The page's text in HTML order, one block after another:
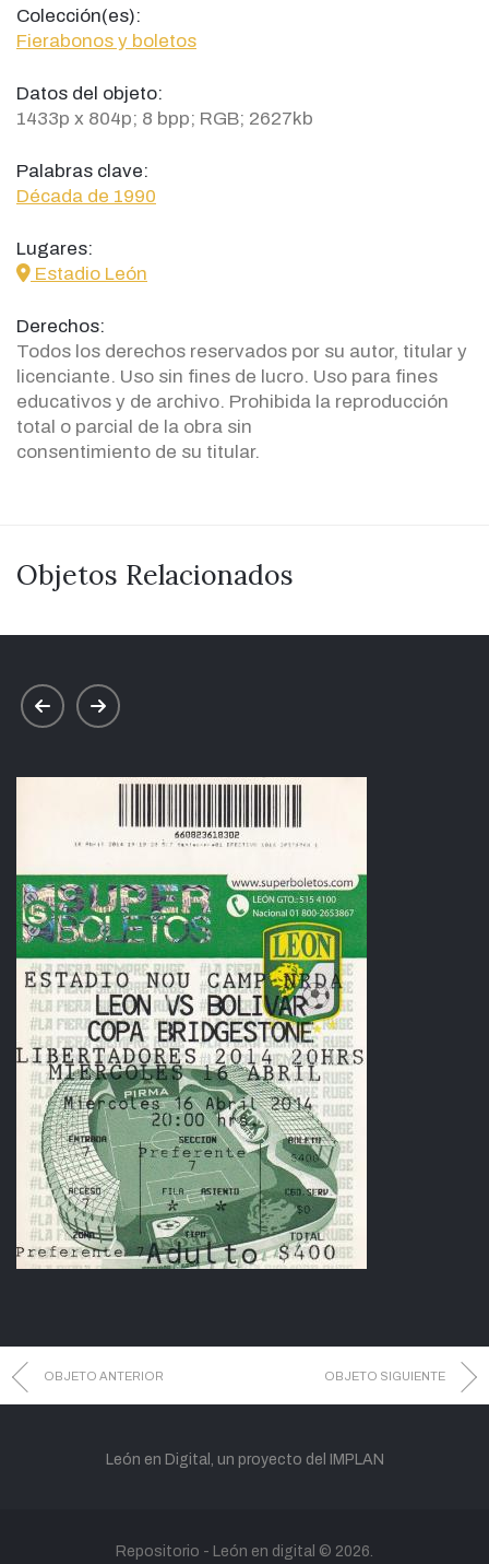
Colección(es):
Fierabonos y boletos
Datos del objeto:
1433p x 804p; 8 bpp; RGB; 2627kb
Palabras clave:
Década de 1990
Lugares:
icon
Estadio León
Derechos:
Todos los derechos reservados por su autor, titular y
licenciante. Uso sin fines de lucro. Uso para fines
educativos y de archivo. Prohibida la reproducción
total o parcial de la obra sin
consentimiento de su titular.
Objetos Relacionados
prev next
OBJETO ANTERIOR OBJETO SIGUIENTE
León en Digital, un proyecto del IMPLAN
Repositorio - León en digital © 2026.